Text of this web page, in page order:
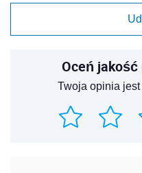
Oceń jakość
Twoja opinia